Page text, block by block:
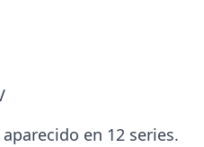
en 12 series.